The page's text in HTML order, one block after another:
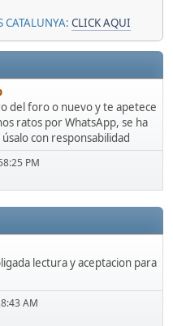
CATALUNYA: CLICK AQUI
del foro o nuevo y te apetece
ratos por WhatsApp, se ha
con responsabilidad
PM
lectura y aceptacion para
AM